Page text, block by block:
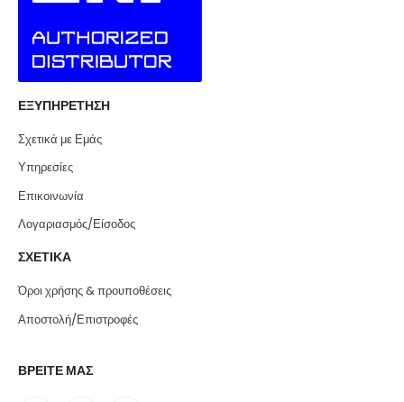
ΕΞΥΠΗΡΕΤΗΣΗ
Σχετικά με Εμάς
Υπηρεσίες
Επικοινωνία
Λογαριασμός/Είσοδος
ΣΧΕΤΙΚΑ
Όροι χρήσης & προυποθέσεις
Αποστολή/Επιστροφές
ΒΡΕΙΤΕ ΜΑΣ